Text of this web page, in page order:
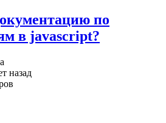
по
в javascript?
назад